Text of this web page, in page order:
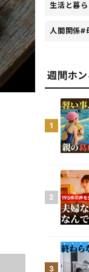
生活と暮ら
人間関係#
週間ホ
1
2
3